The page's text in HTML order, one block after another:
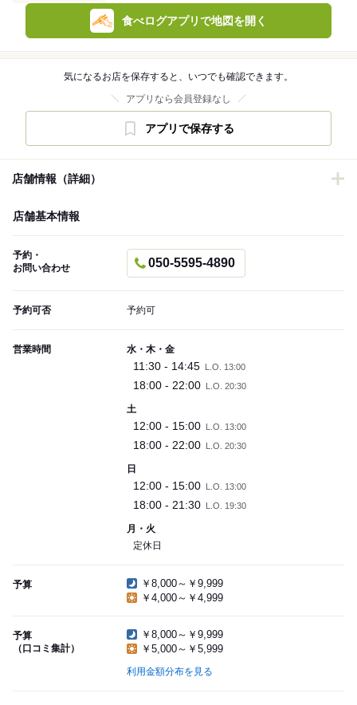
食べログアプリで地図を開く
気になるお店を保存すると、いつでも確認できます。
アプリなら会員登録なし
アプリで保存する
店舗情報（詳細）
店舗基本情報
予約・
お問い合わせ
050-5595-4890
予約可否 予約可
営業時間 水・木・金
11:30 - 14:45 L.O. 13:00
18:00 - 22:00 L.O. 20:30
土
12:00 - 15:00 L.O. 13:00
18:00 - 22:00 L.O. 20:30
日
12:00 - 15:00 L.O. 13:00
18:00 - 21:30 L.O. 19:30
月・火
定休日
予算
￥8,000～￥9,999
￥4,000～￥4,999
予算
（口コミ集計）
￥8,000～￥9,999
￥5,000～￥5,999
利用金額分布を見る